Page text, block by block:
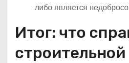
либо является
Итог: что
строительной